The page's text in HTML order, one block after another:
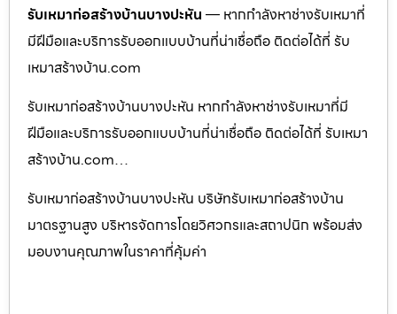
รับเหมาก่อสร้างบ้านบางปะหัน — หากกำลังหาช่างรับเหมาที่
มีฝีมือและบริการรับออกแบบบ้านที่น่าเชื่อถือ ติดต่อได้ที่ รับ
เหมาสร้างบ้าน.com
รับเหมาก่อสร้างบ้านบางปะหัน หากกำลังหาช่างรับเหมาที่มี
ฝีมือและบริการรับออกแบบบ้านที่น่าเชื่อถือ ติดต่อได้ที่ รับเหมา
สร้างบ้าน.com…
รับเหมาก่อสร้างบ้านบางปะหัน บริษัทรับเหมาก่อสร้างบ้าน
มาตรฐานสูง บริหารจัดการโดยวิศวกรและสถาปนิก พร้อมส่ง
มอบงานคุณภาพในราคาที่คุ้มค่า